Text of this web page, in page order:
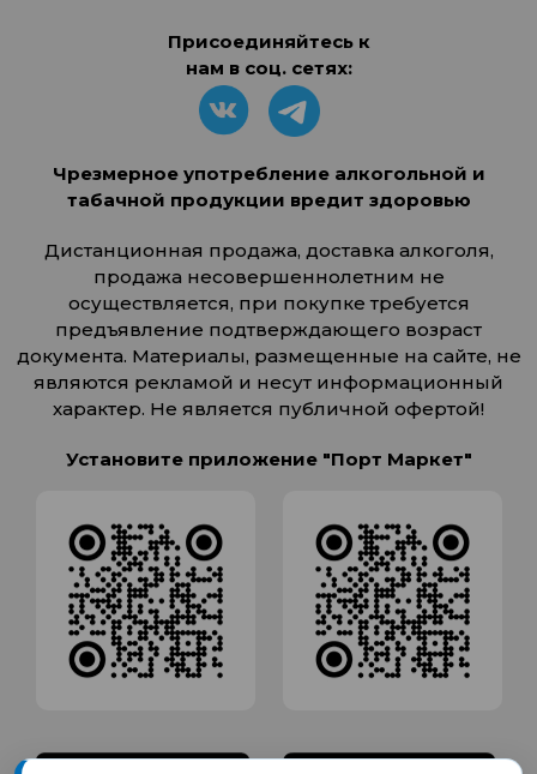
Присоединяйтесь к
нам в соц. сетях:
Чрезмерное употребление алкогольной и
табачной продукции вредит здоровью
Дистанционная продажа, доставка алкоголя,
продажа несовершеннолетним не
осуществляется, при покупке требуется
предъявление подтверждающего возраст
документа. Материалы, размещенные на сайте, не
являются рекламой и несут информационный
характер. Не является публичной офертой!
Установите приложение "Порт Маркет"